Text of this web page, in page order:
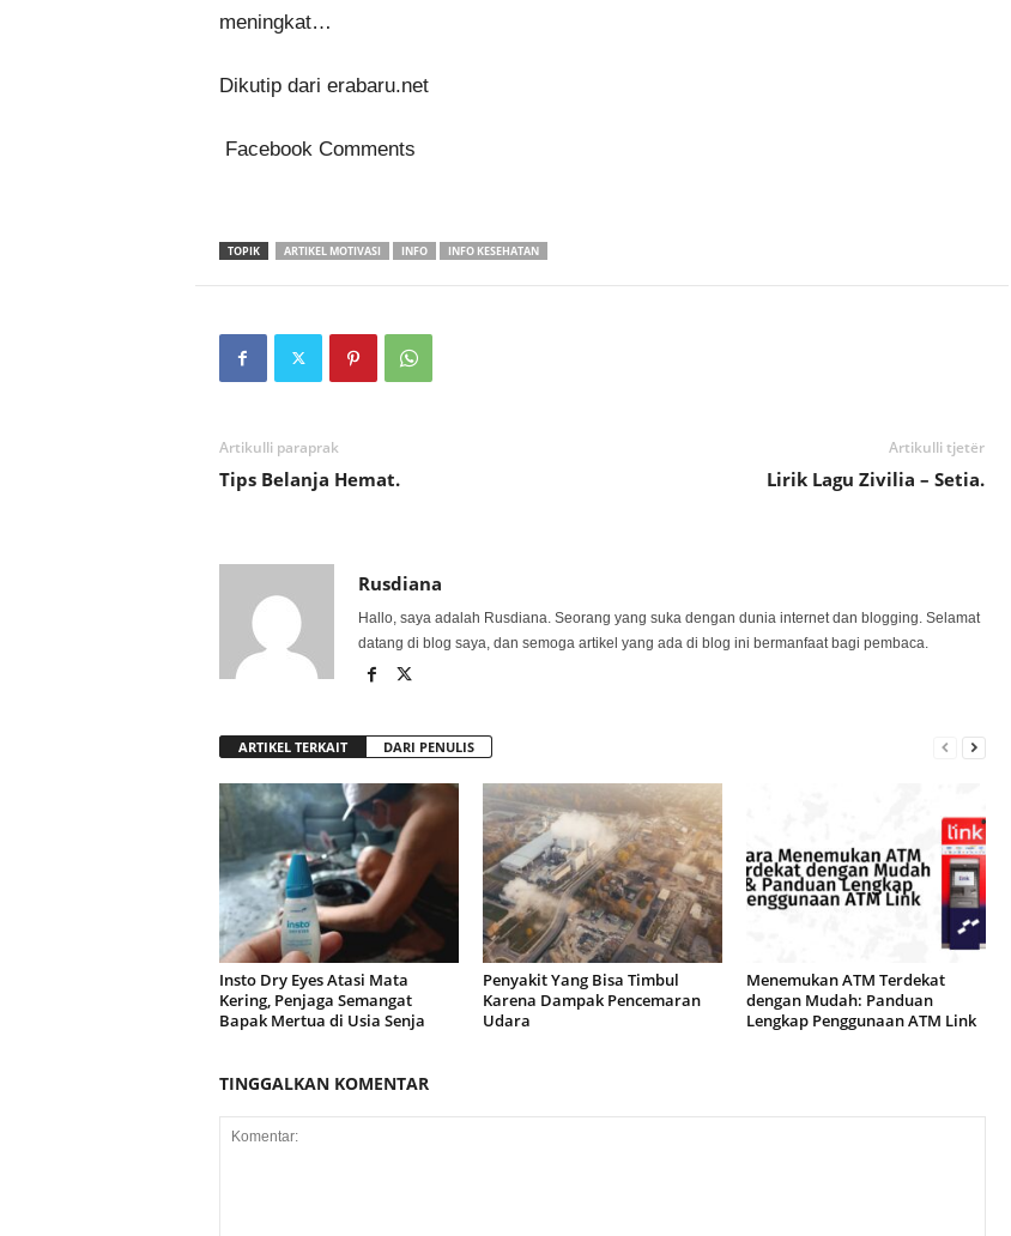
meningkat…
Dikutip dari erabaru.net
Facebook Comments
TOPIK ARTIKEL MOTIVASI INFO INFO KESEHATAN
Artikulli paraprak
Tips Belanja Hemat.
Artikulli tjetër
Lirik Lagu Zivilia – Setia.
Rusdiana
Hallo, saya adalah Rusdiana. Seorang yang suka dengan dunia internet dan blogging. Selamat
datang di blog saya, dan semoga artikel yang ada di blog ini bermanfaat bagi pembaca.
ARTIKEL TERKAIT DARI PENULIS
Insto Dry Eyes Atasi Mata
Kering, Penjaga Semangat
Bapak Mertua di Usia Senja
Penyakit Yang Bisa Timbul
Karena Dampak Pencemaran
Udara
Menemukan ATM Terdekat
dengan Mudah: Panduan
Lengkap Penggunaan ATM Link
TINGGALKAN KOMENTAR